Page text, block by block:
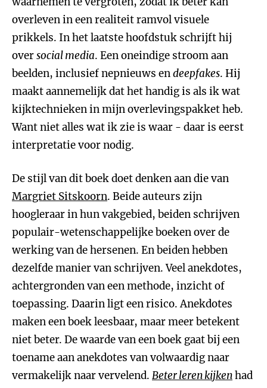
overleven in een realiteit ramvol visuele
prikkels. In het laatste hoofdstuk schrijft hij
oversocial media. Een oneindige stroom aan
beelden, inclusief nepnieuws endeepfakes. Hij
maakt aannemelijk dat het handig is als ik wat
kijktechnieken in mijn overlevingspakket heb.
Want niet alles wat ik zie is waar - daar is eerst
interpretatie voor nodig.
De stijl van dit boek doet denken aan die van
Margriet Sitskoorn. Beide auteurs zijn
hoogleraar in hun vakgebied, beiden schrijven
populair-wetenschappelijke boeken over de
werking van de hersenen. En beiden hebben
dezelfde manier van schrijven. Veel anekdotes,
achtergronden van een methode, inzicht of
toepassing. Daarin ligt een risico. Anekdotes
maken een boek leesbaar, maar meer betekent
niet beter. De waarde van een boek gaat bij een
toename aan anekdotes van volwaardig naar
vermakelijk naar vervelend. Beter leren kijkenhad